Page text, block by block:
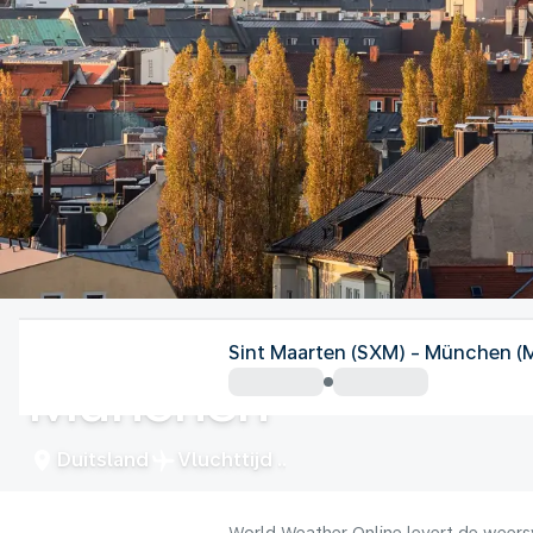
München
Duitsland Vluchttijd
Sint Maarten (SXM) - München